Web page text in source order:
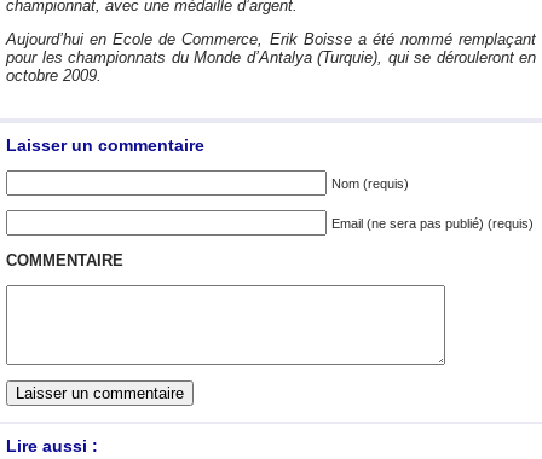
championnat, avec une médaille d’argent.
Aujourd’hui en Ecole de Commerce, Erik Boisse a été nommé remplaçant
pour les championnats du Monde d’Antalya (Turquie), qui se dérouleront en
octobre 2009.
Laisser un commentaire
Nom (requis)
Email (ne sera pas publié) (requis)
COMMENTAIRE
Lire aussi :